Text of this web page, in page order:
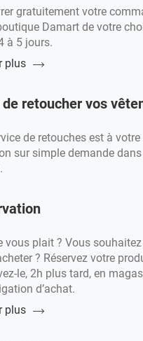
gratuitement votre
Damart de votre
à 5 jours.
plus
de retoucher vos
de retouches est à votre
sur simple demande
vous plait ? Vous souhaitez
? Réservez votre
le, 2h plus tard, en
d’achat.
plus